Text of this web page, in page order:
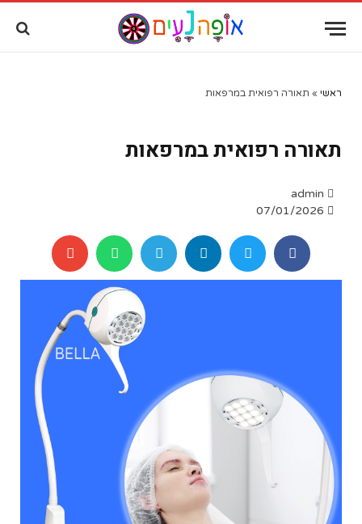
מַעֲרֶכֶת
הַמְּסַיַּעַת
לִנְגִישׁוּת
ראשי » תאורה רפואית במרפאות
תאורה רפואית במרפאות
admin
07/01/2026